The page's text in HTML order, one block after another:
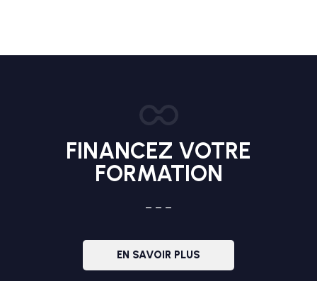
FINANCEZ VOTRE
FORMATION
– – –
EN SAVOIR PLUS